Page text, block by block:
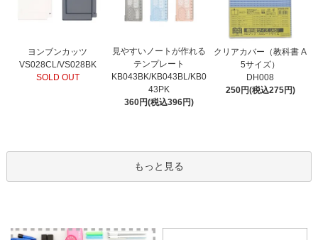
ヨンブンカッツ
VS028CL/VS028BK
SOLD OUT
見やすいノートが作れる
テンプレート
KB043BK/KB043BL/KB0
43PK
360円(税込396円)
クリアカバー（教科書 A
5サイズ）
DH008
250円(税込275円)
もっと見る